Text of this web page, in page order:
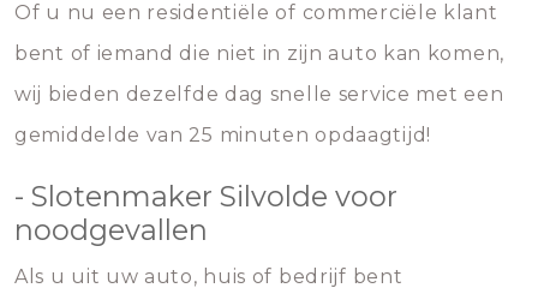
Of u nu een residentiële of commerciële klant
bent of iemand die niet in zijn auto kan komen,
wij bieden dezelfde dag snelle service met een
gemiddelde van 25 minuten opdaagtijd!
- Slotenmaker Silvolde voor
noodgevallen
Als u uit uw auto, huis of bedrijf bent